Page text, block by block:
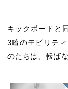
キックボードと
3輪のモビリテ
のたちは、転ば